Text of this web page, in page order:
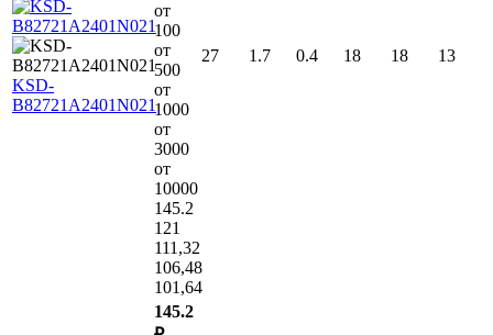
KSD-
B82721A2401N021
от
100
от
500
от
1000
от
3000
от
10000
145.2
121
111,32
106,48
101,64
27 1.7 0.4 18 18 13
145.2